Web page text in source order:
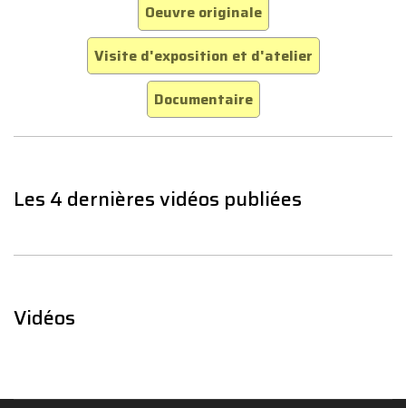
Oeuvre originale
Visite d'exposition et d'atelier
Documentaire
Les 4 dernières vidéos publiées
Vidéos